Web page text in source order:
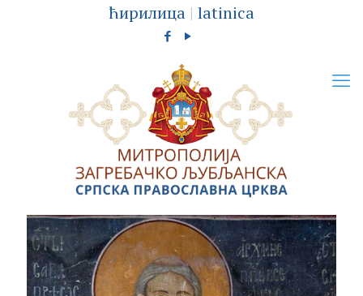
ћирилица | latinica